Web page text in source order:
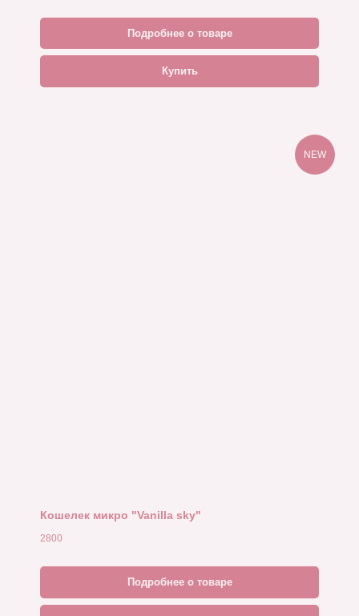
Подробнее о товаре
Купить
NEW
Кошелек микро "Vanilla sky"
2800
Подробнее о товаре